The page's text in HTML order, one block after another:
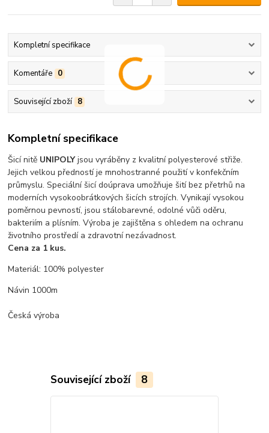
Kompletní specifikace
Komentáře 0
Související zboží 8
Kompletní specifikace
Šicí nitě UNIPOLYjsou vyráběny z kvalitní polyesterové střiže.
Jejich velkou předností je mnohostranné použití v konfekčním
průmyslu. Speciální šicí doúprava umožňuje šití bez přetrhů na
moderních vysokoobrátkových šicích strojích. Vynikají vysokou
poměrnou pevností, jsou stálobarevné, odolné vůči oděru,
bakteriím a plísním. Výroba je zajištěna s ohledem na ochranu
životního prostředí a zdravotní nezávadnost.
Cena za 1 kus.
Materiál: 100% polyester
Návin 1000m
Česká výroba
Související zboží 8